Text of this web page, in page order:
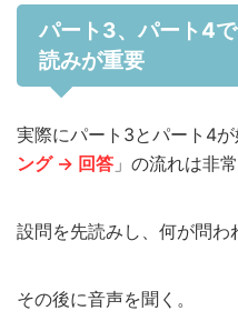
パート3、パート4
読みが重要
実際にパート3とパート4
ング → 回答 」の流れは非
設問を先読みし、何が問わ
その後に音声を聞く。